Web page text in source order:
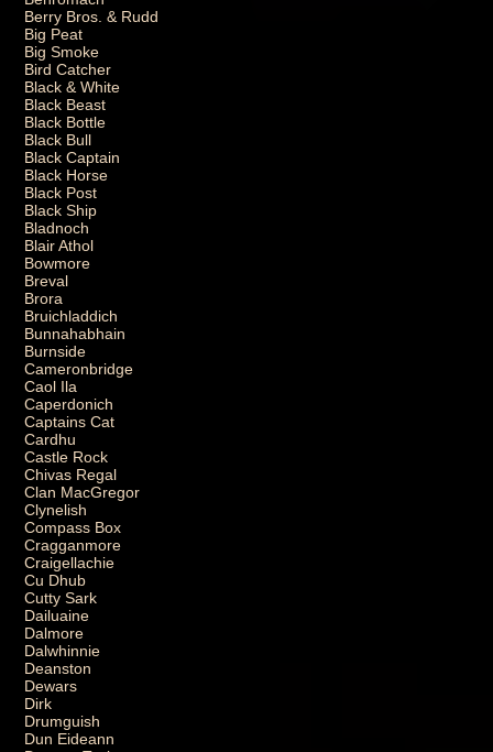
Berry Bros. & Rudd
Big Peat
Big Smoke
Bird Catcher
Black & White
Black Beast
Black Bottle
Black Bull
Black Captain
Black Horse
Black Post
Black Ship
Bladnoch
Blair Athol
Bowmore
Breval
Brora
Bruichladdich
Bunnahabhain
Burnside
Cameronbridge
Caol Ila
Caperdonich
Captains Cat
Cardhu
Castle Rock
Chivas Regal
Clan MacGregor
Clynelish
Compass Box
Cragganmore
Craigellachie
Cu Dhub
Cutty Sark
Dailuaine
Dalmore
Dalwhinnie
Deanston
Dewars
Dirk
Drumguish
Dun Eideann